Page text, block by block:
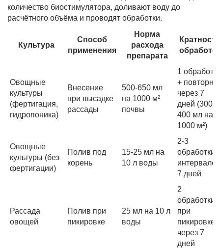
количество биостимулятора, доливают воду до
расчётного объёма и проводят обработки.
Культура
Способ
применения
Норма
расхода
препарата
Кратность
Овощные
культуры
(фертигация,
гидропоника)
Внесение
при высадке
рассады
500-650 мл
на 1000 м²
почвы
1
+
через 7
дней (300-
400 мл на
1000 м²)
Овощные
культуры (без
фертигации)
Полив под
корень
15-25 мл на
10 л воды
2-3
обработки
7 дней
Рассада
овощей
Полив при
пикировке
25 мл на 10 л
воды
2
обработки:
при
пикировке
через 7
дней